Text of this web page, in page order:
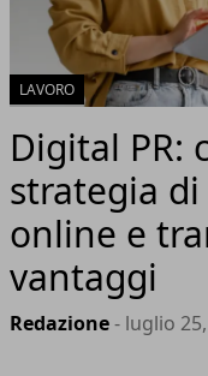
LAVORO
Digital PR:
strategia
online e
vantaggi
Redazione- luglio